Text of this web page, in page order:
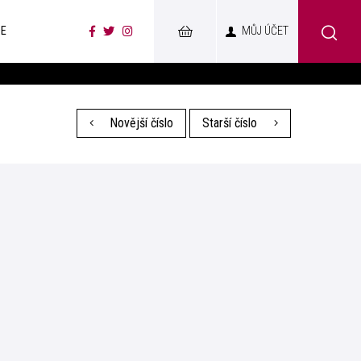
MŮJ ÚČET
Novější číslo Starší číslo